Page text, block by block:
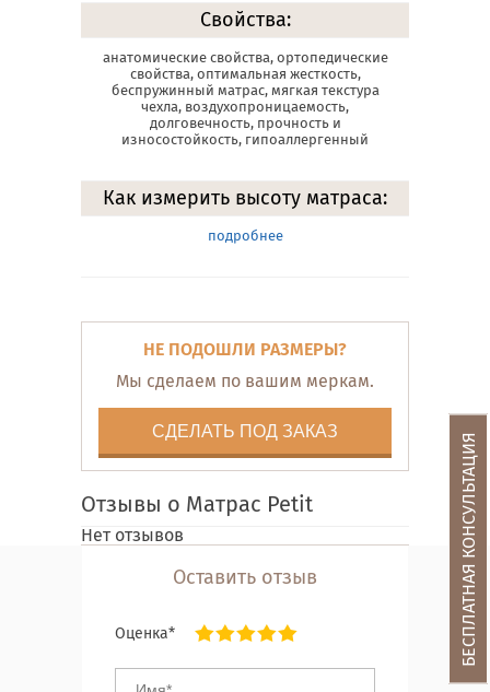
Свойства:
анатомические свойства, ортопедические
свойства, оптимальная жесткость,
беспружинный матрас, мягкая текстура
чехла, воздухопроницаемость,
долговечность, прочность и
износостойкость, гипоаллергенный
Как измерить высоту матраса:
подробнее
НЕ ПОДОШЛИ РАЗМЕРЫ?
Мы сделаем по вашим меркам.
СДЕЛАТЬ ПОД ЗАКАЗ
Отзывы о Матрас Petit
Нет отзывов
Оставить отзыв
Оценка* БЕСПЛАТНАЯ КОНСУЛЬТАЦИЯ